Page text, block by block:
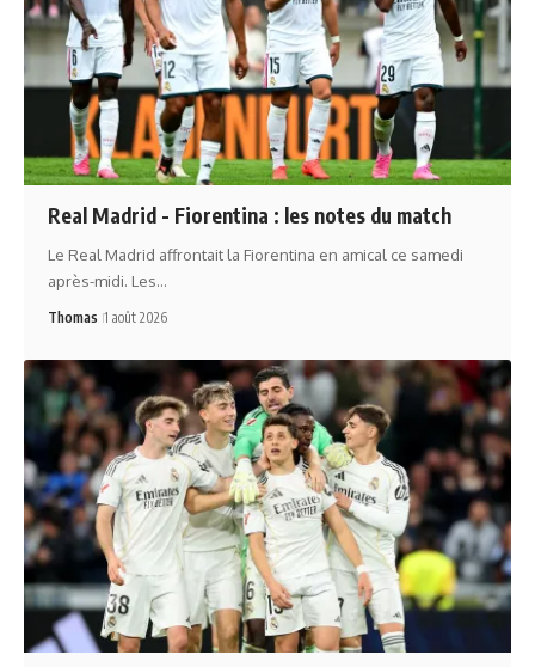
Real Madrid - Fiorentina : les notes du match
Le Real Madrid affrontait la Fiorentina en amical ce samedi
après-midi. Les…
Thomas 1 août 2026